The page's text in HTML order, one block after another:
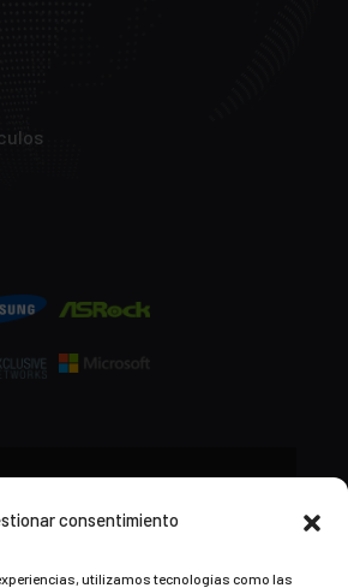
consentimiento
utilizamos tecnologías como las